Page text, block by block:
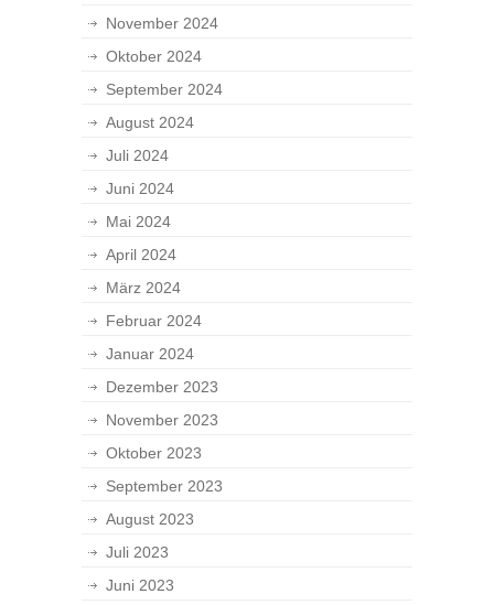
November 2024
Oktober 2024
September 2024
August 2024
Juli 2024
Juni 2024
Mai 2024
April 2024
März 2024
Februar 2024
Januar 2024
Dezember 2023
November 2023
Oktober 2023
September 2023
August 2023
Juli 2023
Juni 2023